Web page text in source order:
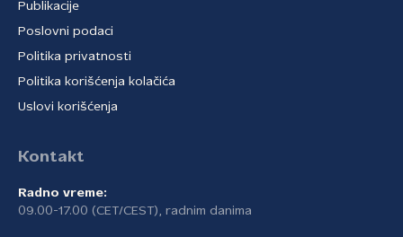
Publikacije
Poslovni podaci
Politika privatnosti
Politika korišćenja kolačića
Uslovi korišćenja
Kontakt
Radno vreme:
09.00-17.00 (CET/CEST), radnim danima